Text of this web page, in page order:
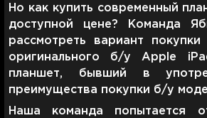
Но как купить современный
доступной цене? Команда
рассмотреть вариант
оригинального б/у Apple
планшет, бывший в
преимущества покупки б/у
Наша команда попытается